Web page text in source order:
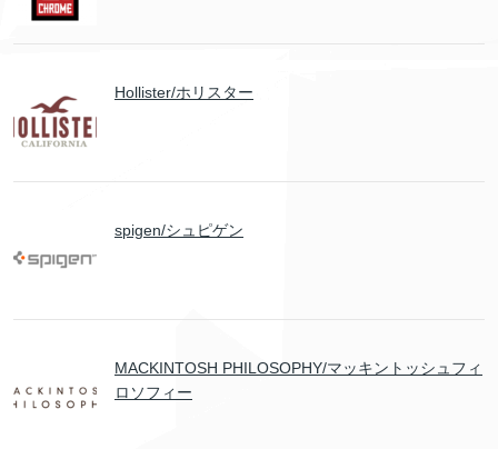
Hollister/ホリスター
spigen/シュピゲン
MACKINTOSH PHILOSOPHY/マッキントッシュフィ
ロソフィー